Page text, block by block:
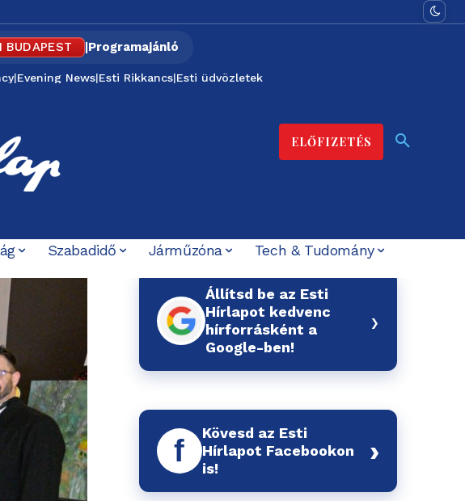
BUDAPEST |Programajánló
|Evening News|Esti Rikkancs|Esti üdvözletek
ELŐFIZETÉS
Szabadidő Járműzóna
Tech & Tudomány
Állítsd be az Esti
Hírlapot kedvenc
hírforrásként a
Google-ben!
›
f
Kövesd az Esti
Hírlapot Facebookon
is!
›